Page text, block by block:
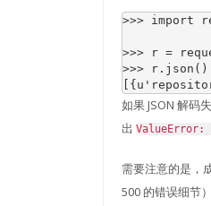
>>> import
>>> r =
>>>
r . json ()
如果 JSON 解码
出 ValueError:
需要注意的是，
500 的错误细节